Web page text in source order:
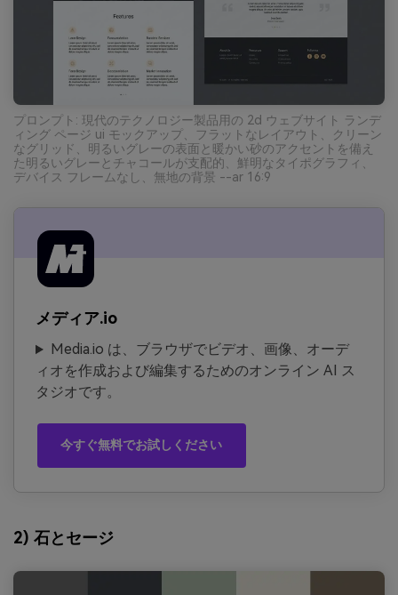
プロンプト: 現代のテクノロジー製品用の 2d ウェブサイト ランデ
ィング ページ ui モックアップ、フラットなレイアウト、クリーン
なグリッド、明るいグレーの表面と暖かい砂のアクセントを備え
た明るいグレーとチャコールが支配的、鮮明なタイポグラフィ、
デバイス フレームなし、無地の背景 --ar 16:9
メディア.io
Media.io は、ブラウザでビデオ、画像、オーデ
ィオを作成および編集するためのオンライン AI ス
タジオです。
今すぐ無料でお試しください
2) 石とセージ